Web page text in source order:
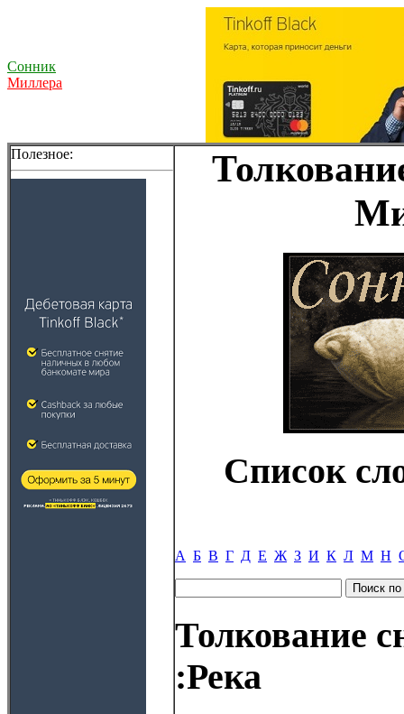
Сонник
Миллера
Полезное:
Список
А Б В Г Д Е Ж З И К Л М Н
Толкование
:Река